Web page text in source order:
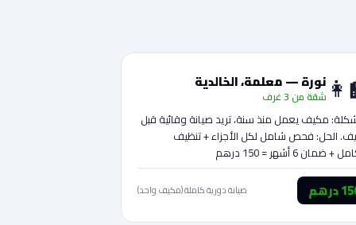
نورة — معلمة، الخالدية
شقة من 3 غرف
مكيف يعمل منذ سنة، تريد صيانة وقائية قبل
الحل: فحص شامل لكل الأجزاء + تنظيف
ضمان 6 أشهر = 150 درهم
درهم صيانة دورية كاملة (مكيف واحد)